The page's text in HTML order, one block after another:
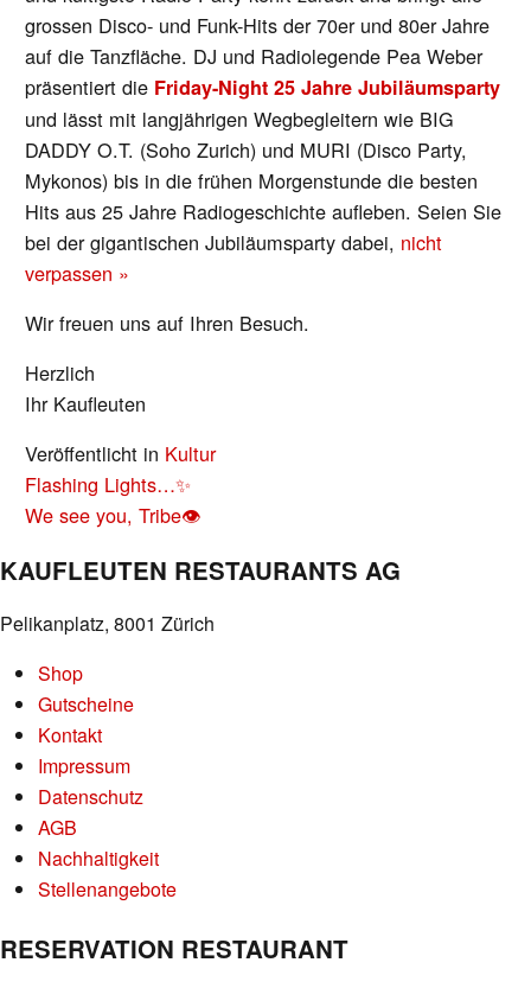
grossen Disco- und Funk-Hits der 70er und 80er Jahre
auf die Tanzfläche. DJ und Radiolegende Pea Weber
präsentiert die Friday-Night 25 Jahre Jubiläumsparty
und lässt mit langjährigen Wegbegleitern wie BIG
DADDY O.T. (Soho Zurich) und MURI (Disco Party,
Mykonos) bis in die frühen Morgenstunde die besten
Hits aus 25 Jahre Radiogeschichte aufleben. Seien Sie
bei der gigantischen Jubiläumsparty dabei, nicht
verpassen »
Wir freuen uns auf Ihren Besuch.
Herzlich
Ihr Kaufleuten
Veröffentlicht in Kultur
BEITRAGS-
NAVIGATION
Flashing Lights…✨
We see you, Tribe👁️
KAUFLEUTEN RESTAURANTS AG
Pelikanplatz, 8001 Zürich
Shop
Gutscheine
Kontakt
Impressum
Datenschutz
AGB
Nachhaltigkeit
Stellenangebote
RESERVATION RESTAURANT